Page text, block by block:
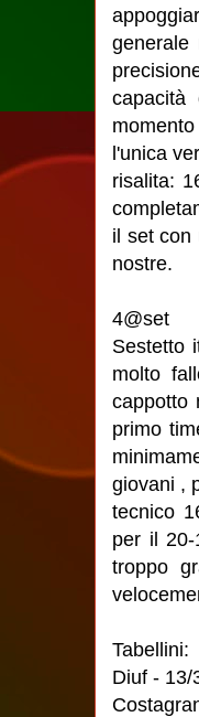
l'unica
risalita:
il set con
nostre.
4@set
Sestetto
molto
cappotto
primo
giovani ,
tecnico
per il
troppo
Tabellini:
Diuf - 13/